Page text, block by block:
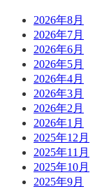
2026年8月
2026年7月
2026年6月
2026年5月
2026年4月
2026年3月
2026年2月
2026年1月
2025年12月
2025年11月
2025年10月
2025年9月